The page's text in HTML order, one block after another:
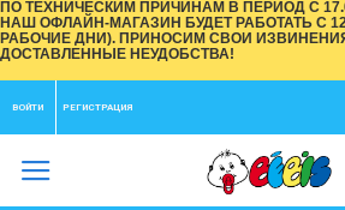
ПО ТЕХНИЧЕСКИМ ПРИЧИНАМ В ПЕРИОД С
НАШ ОФЛАЙН-МАГАЗИН БУДЕТ РАБОТАТЬ С
РАБОЧИЕ ДНИ). ПРИНОСИМ СВОИ
ДОСТАВЛЕННЫЕ НЕУДОБСТВА!
ВОЙТИ РЕГИСТРАЦИЯ